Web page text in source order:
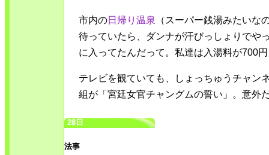
市内の日帰り温泉
（スーパー銭湯みたいな
待っていたら、ダンナが汗びっしょりでや
に入ってたんだって。私達は入湯料が700
テレビを観ていても、しょっちゅうチャン
組が「宮廷女官チャングムの誓い」。意外
28日
法事